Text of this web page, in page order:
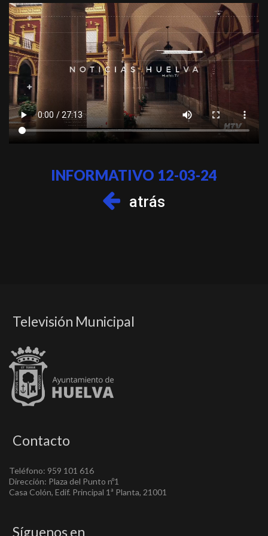
INFORMATIVO 12-03-24
atrás
Televisión Municipal
Contacto
Teléfono: 959 101 616
Dirección: Plaza del Punto nº1
Casa Colón, Edif. Principal 1ª Planta, 21001
Síguenos en